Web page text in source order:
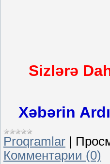
Sizlərə
Xəbərin
Proqramlar |
Комментарии (0)